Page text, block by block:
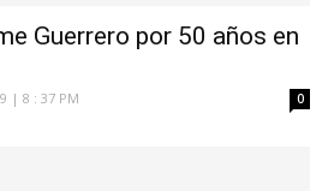
Guerrero por 50 años en
| 8 : 37 PM 0